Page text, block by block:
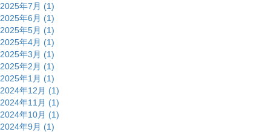
2025年7月 (1)
2025年6月 (1)
2025年5月 (1)
2025年4月 (1)
2025年3月 (1)
2025年2月 (1)
2025年1月 (1)
2024年12月 (1)
2024年11月 (1)
2024年10月 (1)
2024年9月 (1)